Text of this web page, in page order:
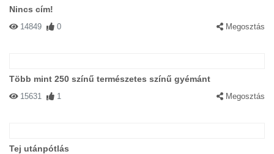
Nincs cím!
14849 0 Megosztás
Több mint 250 színű természetes színű gyémánt
15631 1 Megosztás
Tej utánpótlás